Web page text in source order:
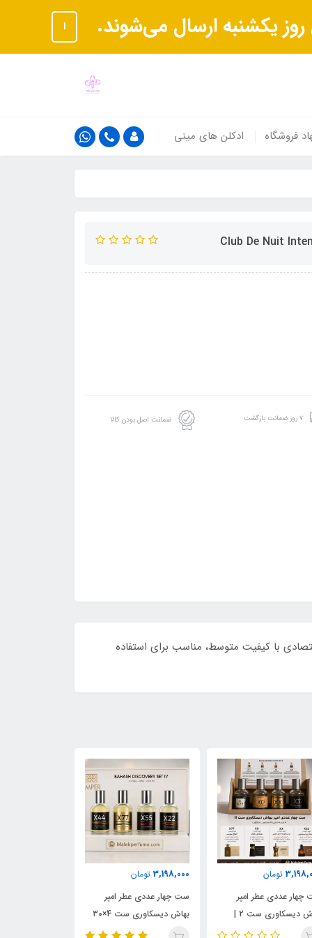
ا
فروشگاه ادکلن های مینی
۷ روز ضمانت بازگشت ضمانت اصل بودن کالا
و اقتصادی با کیفیت متوسط، مناسب برای استفاده
تومان
عددی عطر امپر
بهاش دیسکاوری ست 2 |
رایحه‌های آمواج
3,198,000 تومان
ست چهار عددی عطر امپر
بهاش دیسکاوری ست 4×30
میل | مجموعه رایحه‌های